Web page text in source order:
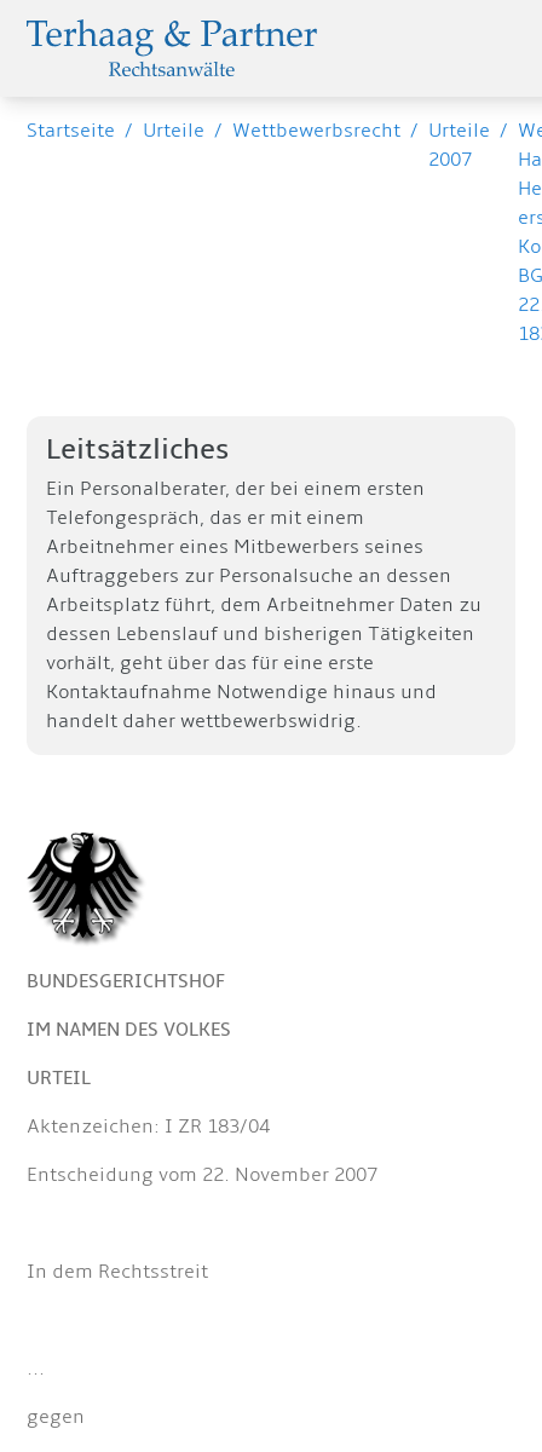
Startseite / Urteile / Wettbewerbsrecht / Urteile
2007
/
Leitsätzliches
Ein Personalberater, der bei einem ersten
Telefongespräch, das er mit einem
Arbeitnehmer eines Mitbewerbers seines
Auftraggebers zur Personalsuche an dessen
Arbeitsplatz führt, dem Arbeitnehmer Daten zu
dessen Lebenslauf und bisherigen Tätigkeiten
vorhält, geht über das für eine erste
Kontaktaufnahme Notwendige hinaus und
handelt daher wettbewerbswidrig.
BUNDESGERICHTSHOF
IM NAMEN DES VOLKES
URTEIL
Aktenzeichen: I ZR 183/04
Entscheidung vom 22. November 2007
In dem Rechtsstreit
...
gegen